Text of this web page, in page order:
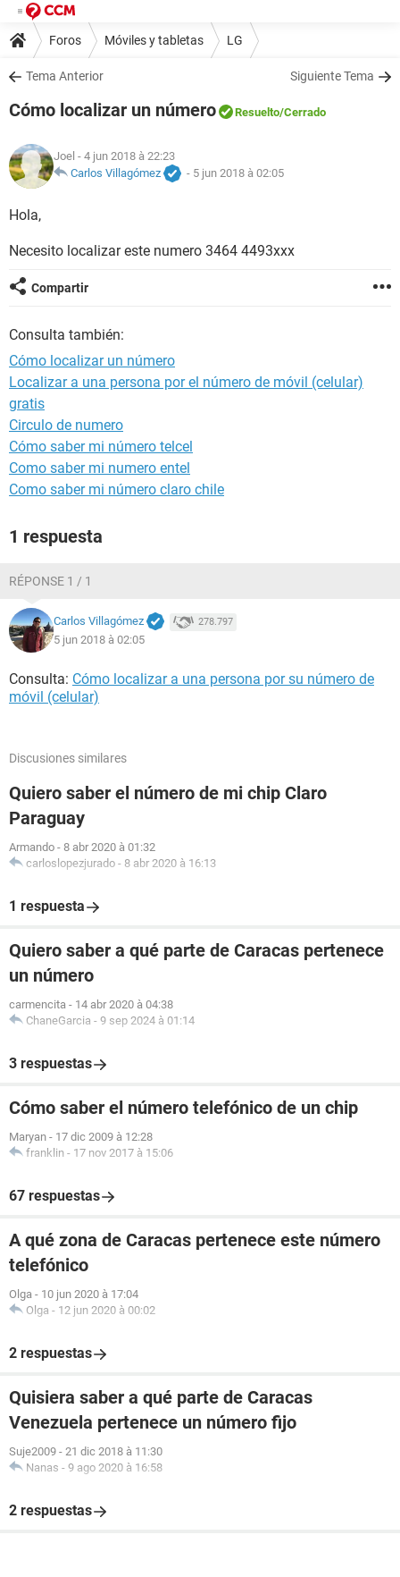
Foros Móviles y tabletas LG
Tema Anterior Siguiente Tema
Cómo localizar un número Resuelto/Cerrado
Joel - 4 jun 2018 à 22:23
Carlos Villagómez
- 5 jun 2018 à 02:05
Hola,
Necesito localizar este numero 3464 4493xxx
Compartir
Consulta también:
Cómo localizar un número
Localizar a una persona por el número de móvil (celular)
gratis
Circulo de numero
Cómo saber mi número telcel
Como saber mi numero entel
Como saber mi número claro chile
1 respuesta
RÉPONSE 1 / 1
Carlos Villagómez 278.797
5 jun 2018 à 02:05
Consulta: Cómo localizar a una persona por su número de
móvil (celular)
Discusiones similares
Quiero saber el número de mi chip Claro
Paraguay
Armando - 8 abr 2020 à 01:32
carloslopezjurado - 8 abr 2020 à 16:13
1 respuesta
Quiero saber a qué parte de Caracas pertenece
un número
carmencita - 14 abr 2020 à 04:38
ChaneGarcia - 9 sep 2024 à 01:14
3 respuestas
Cómo saber el número telefónico de un chip
Maryan - 17 dic 2009 à 12:28
franklin - 17 nov 2017 à 15:06
67 respuestas
A qué zona de Caracas pertenece este número
telefónico
Olga - 10 jun 2020 à 17:04
Olga - 12 jun 2020 à 00:02
2 respuestas
Quisiera saber a qué parte de Caracas
Venezuela pertenece un número fijo
Suje2009 - 21 dic 2018 à 11:30
Nanas - 9 ago 2020 à 16:58
2 respuestas